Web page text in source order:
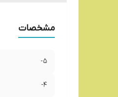
مشخصات
5-
4-